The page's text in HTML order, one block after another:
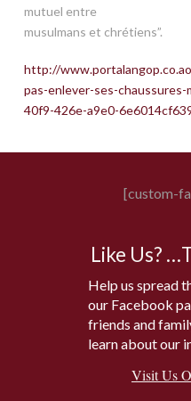
mutuel entre
musulmans et chrétiens”.
http://
pas-enlever-ses-
40f9-426e-a9e0-
[custom-
Like Us?
Help us spread
our Facebook
friends and
learn about our
Visit Us